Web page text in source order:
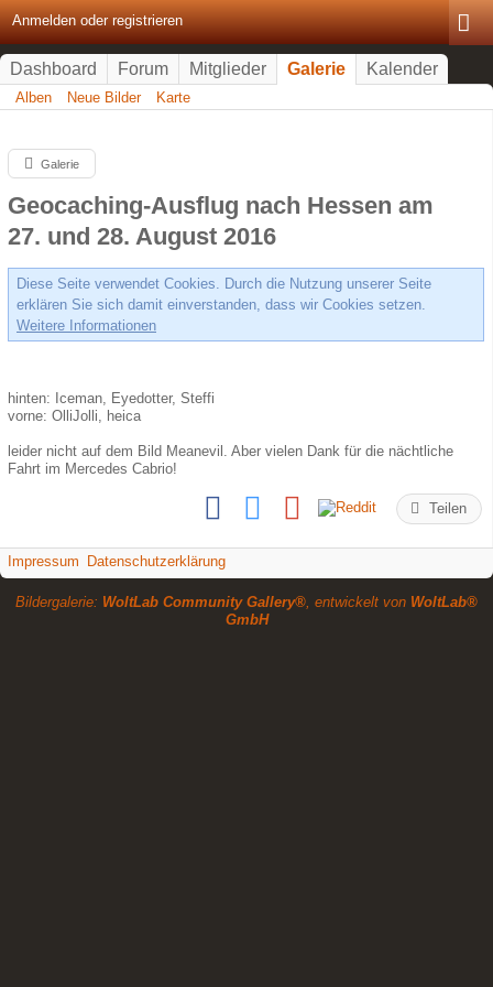
Anmelden oder registrieren
Dashboard Forum Mitglieder Galerie Kalender
Alben Neue Bilder Karte
Galerie
Geocaching-Ausflug nach Hessen am
27. und 28. August 2016
Diese Seite verwendet Cookies. Durch die Nutzung unserer Seite
erklären Sie sich damit einverstanden, dass wir Cookies setzen.
Weitere Informationen
hinten: Iceman, Eyedotter, Steffi
vorne: OlliJolli, heica
leider nicht auf dem Bild Meanevil. Aber vielen Dank für die nächtliche
Fahrt im Mercedes Cabrio!
Teilen
Impressum Datenschutzerklärung
Bildergalerie: WoltLab Community Gallery®, entwickelt von WoltLab®
GmbH